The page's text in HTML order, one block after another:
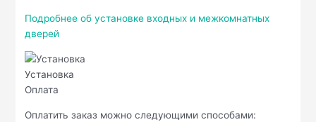
Подробнее об установке входных и межкомнатных
дверей
Установка
Оплата
Оплатить заказ можно следующими способами: